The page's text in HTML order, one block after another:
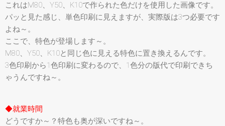
これはM80、Y50、K10で作られた色だけを使用した画像です。
パッと見た感じ、単色印刷に見えますが、実際版は3つ必要です
よね～。
ここで、特色が登場します～。
M80、Y50、K10と同じ色に見える特色に置き換えるんです。
3色印刷から1色印刷に変わるので、1色分の版代で印刷できち
ゃうんですね～。
◆就業時間
どうですか～？特色も奥が深いですね～。